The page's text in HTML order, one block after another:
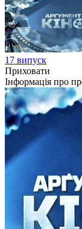
17 випуск
Приховати
Інформація про